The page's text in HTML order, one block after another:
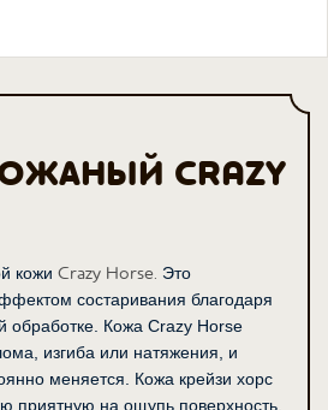
CRAZY
кожи Crazy Horse. Это
состаривания благодаря
обработке. Кожа Crazy Horse
изгиба или натяжения, и
меняется. Кожа крейзи хорс
приятную на ощупь поверхность.